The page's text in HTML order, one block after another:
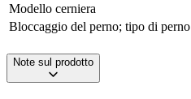
Modello cerniera
Bloccaggio del perno; tipo di perno
Note sul prodotto